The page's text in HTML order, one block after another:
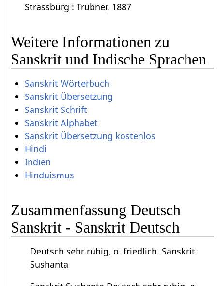
Strassburg : Trübner, 1887
Weitere Informationen zu
Sanskrit und Indische Sprachen
Sanskrit Wörterbuch
Sanskrit Übersetzung
Sanskrit Schrift
Sanskrit Alphabet
Sanskrit Übersetzung kostenlos
Hindi
Indien
Hinduismus
Zusammenfassung Deutsch
Sanskrit - Sanskrit Deutsch
Deutsch sehr ruhig, o. friedlich. Sanskrit
Sushanta